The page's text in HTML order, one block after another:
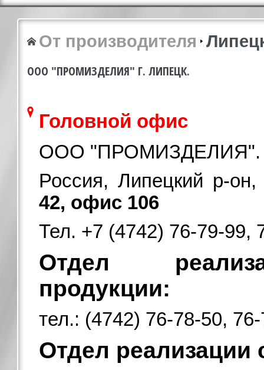
От производителя
ООО "ПРОМИЗДЕЛИЯ" Г. ЛИПЕЦК.
Головной офис
ООО
Россия, Липецкий р-
42, офис 106
Тел. +7 (4742) 76-79-99,
Отдел
продукции:
тел.: (4742) 76-78-50,
Отдел реализации